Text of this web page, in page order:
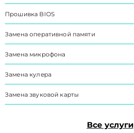
Прошивка BIOS
Замена оперативной памяти
Замена микрофона
Замена кулера
Замена звуковой карты
Все услуги